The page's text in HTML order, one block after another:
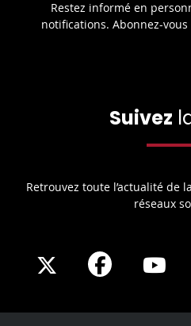
Restez informé en
notifications. Abonnez-
Suivez
Retrouvez toute l’actualité de
réseaux
Share
X
Share
Facebook